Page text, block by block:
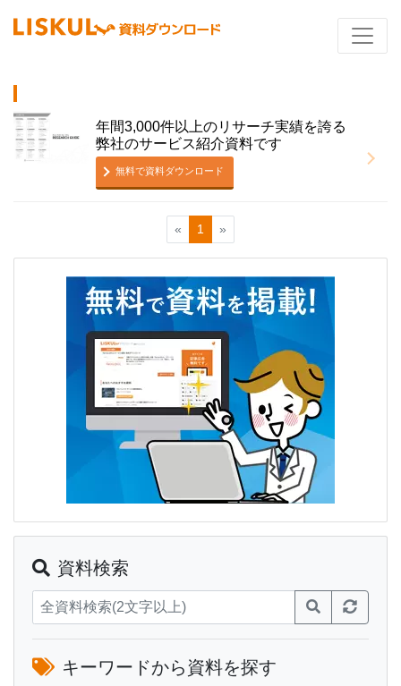
年間3,000件以上のリサーチ実績を誇る
弊社のサービス紹介資料です
無料で資料ダウンロード
« 1 »
資料検索
キーワードから資料を探す